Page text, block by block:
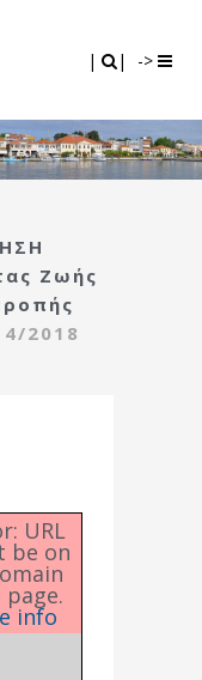
| | ->
Ζωής
4/2018
URL
be on
info